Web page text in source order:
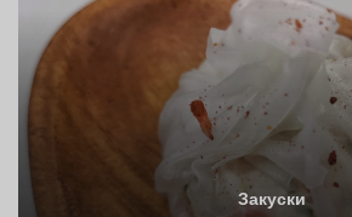
Закуски